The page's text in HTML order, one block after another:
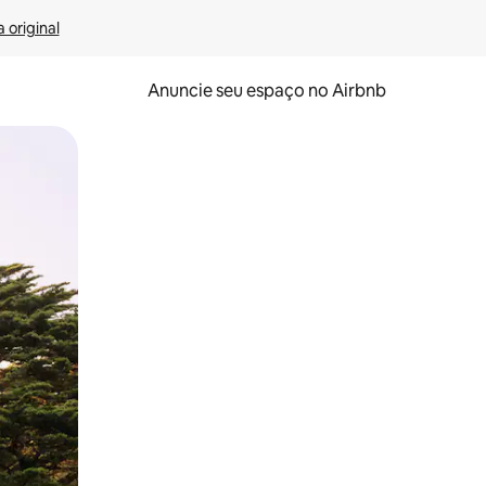
original
Anuncie seu espaço no Airbnb
o dedo na tela.